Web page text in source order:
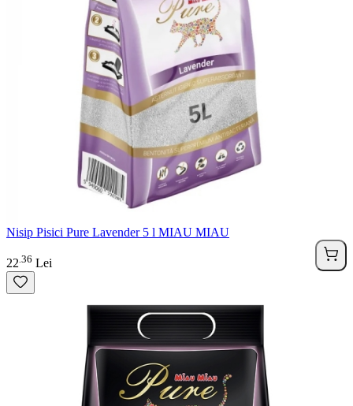
Nisip Pisici Pure Lavender 5 l MIAU MIAU
22 36 Lei